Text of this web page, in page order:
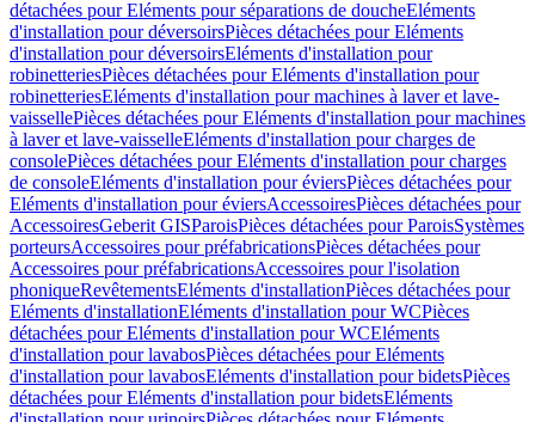
détachées pour Eléments pour séparations de doucheEléments
d'installation pour déversoirsPièces détachées pour Eléments
d'installation pour déversoirsEléments d'installation pour
robinetteriesPièces détachées pour Eléments d'installation pour
robinetteriesEléments d'installation pour machines à laver et lave-
vaissellePièces détachées pour Eléments d'installation pour machines
à laver et lave-vaisselleEléments d'installation pour charges de
consolePièces détachées pour Eléments d'installation pour charges
de consoleEléments d'installation pour éviersPièces détachées pour
Eléments d'installation pour éviersAccessoiresPièces détachées pour
AccessoiresGeberit GISParoisPièces détachées pour ParoisSystèmes
porteursAccessoires pour préfabricationsPièces détachées pour
Accessoires pour préfabricationsAccessoires pour l'isolation
phoniqueRevêtementsEléments d'installationPièces détachées pour
Eléments d'installationEléments d'installation pour WCPièces
détachées pour Eléments d'installation pour WCEléments
d'installation pour lavabosPièces détachées pour Eléments
d'installation pour lavabosEléments d'installation pour bidetsPièces
détachées pour Eléments d'installation pour bidetsEléments